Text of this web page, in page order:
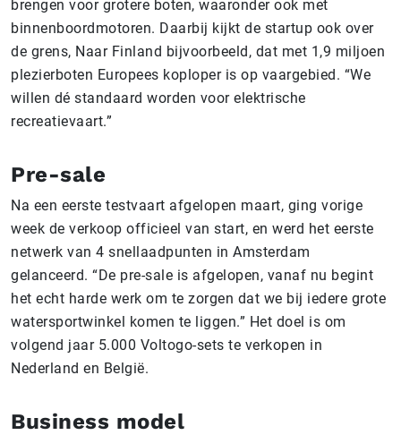
brengen voor grotere boten, waaronder ook met
binnenboordmotoren. Daarbij kijkt de startup ook over
de grens, Naar Finland bijvoorbeeld, dat met 1,9 miljoen
plezierboten Europees koploper is op vaargebied. “We
willen dé standaard worden voor elektrische
recreatievaart.”
Pre-sale
Na een eerste testvaart afgelopen maart, ging vorige
week de verkoop officieel van start, en werd het eerste
netwerk van 4 snellaadpunten in Amsterdam
gelanceerd. “De pre-sale is afgelopen, vanaf nu begint
het echt harde werk om te zorgen dat we bij iedere grote
watersportwinkel komen te liggen.” Het doel is om
volgend jaar 5.000 Voltogo-sets te verkopen in
Nederland en België.
Business model